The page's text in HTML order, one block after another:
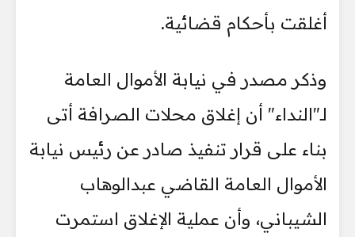
أغلقت بأحكام قضائية.
وذكر مصدر في نيابة الأموال العامة
لـ"النداء" أن إغلاق محلات الصرافة أتى
بناء على قرار تنفيذ صادر عن رئيس نيابة
الأموال العامة القاضي عبدالوهاب
الشيباني، وأن عملية الإغلاق استمرت